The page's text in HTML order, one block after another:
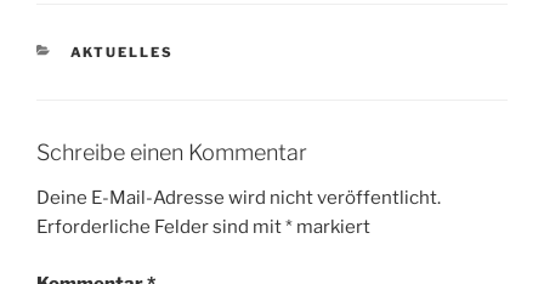
KATEGORIEN
AKTUELLES
Schreibe einen Kommentar
Deine E-Mail-Adresse wird nicht veröffentlicht.
Erforderliche Felder sind mit* markiert